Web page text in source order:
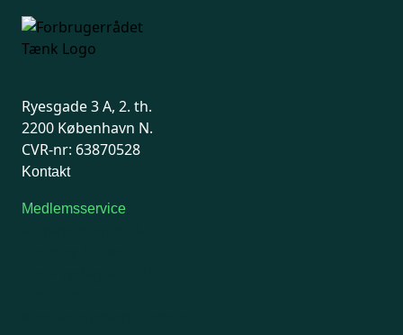
Ryesgade 3 A, 2. th.
2200 København N.
CVR-nr: 63870528
Kontakt
Medlemsservice